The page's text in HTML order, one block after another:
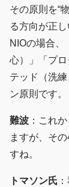
その原則を“
る方向が正
NIOの場合、
心）」「プ
テッド（洗
ン原則です。
難波 ：これ
ますが、そ
すね。
トマソン氏